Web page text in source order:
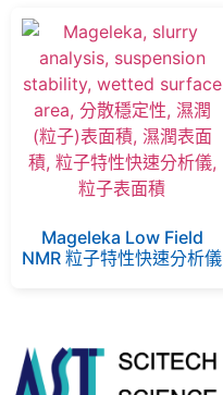
Mageleka Low Field
NMR 粒子特性快速分析儀